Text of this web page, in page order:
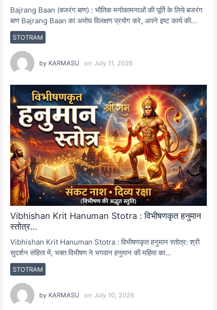
STOTRAM
Bajrang Baan (बजरंग बाण) : भौतिक मनोकामनाओं की पूर्ति के लिये बजरंग
बाण Bajrang Baan का अमोघ विलक्षण प्रयोग करे, अपने इष्ट कार्य की…
by KARMASU onJuly 11, 2026
Vibhishan Krit Hanuman Stotra : विभीषणकृत हनुमान
स्तोत्र…
STOTRAM
Vibhishan Krit Hanuman Stotra : विभीषणकृत हनुमान स्तोत्र: श्री
सुदर्शन संहिता में, भक्त विभीषण ने भगवान हनुमान की महिमा का…
by KARMASU onJuly 10, 2026